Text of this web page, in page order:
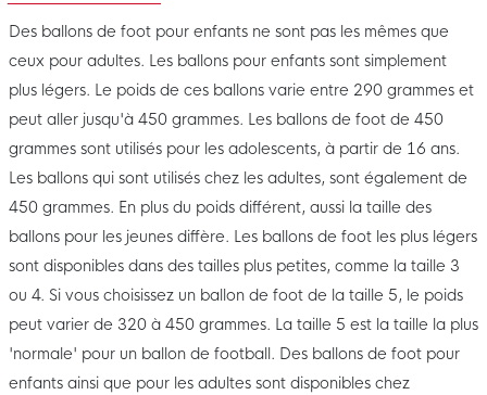
Des ballons de foot pour enfants ne sont pas les mêmes que
ceux pour adultes. Les ballons pour enfants sont simplement
plus légers. Le poids de ces ballons varie entre 290 grammes et
peut aller jusqu'à 450 grammes. Les ballons de foot de 450
grammes sont utilisés pour les adolescents, à partir de 16 ans.
Les ballons qui sont utilisés chez les adultes, sont également de
450 grammes. En plus du poids différent, aussi la taille des
ballons pour les jeunes diffère. Les ballons de foot les plus légers
sont disponibles dans des tailles plus petites, comme la taille 3
ou 4. Si vous choisissez un ballon de foot de la taille 5, le poids
peut varier de 320 à 450 grammes. La taille 5 est la taille la plus
'normale' pour un ballon de football. Des ballons de foot pour
enfants ainsi que pour les adultes sont disponibles chez